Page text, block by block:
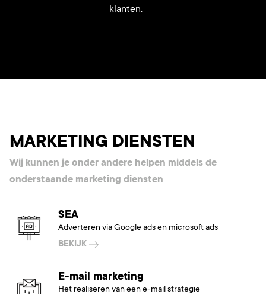
klanten.
MARKETING DIENSTEN
Wij kunnen je onder andere helpen middels de
onderstaande marketing diensten
SEA
Adverteren via Google ads en microsoft ads
BEKIJK
E-mail marketing
Het realiseren van een e-mail strategie